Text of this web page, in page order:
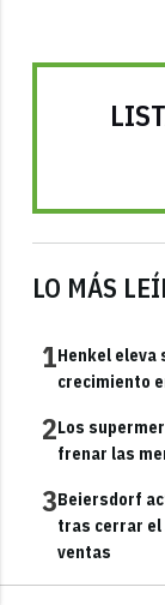
LO MÁS
1Henkel eleva
crecimiento
2Los
frenar las
3Beiersdorf
tras cerrar el
ventas